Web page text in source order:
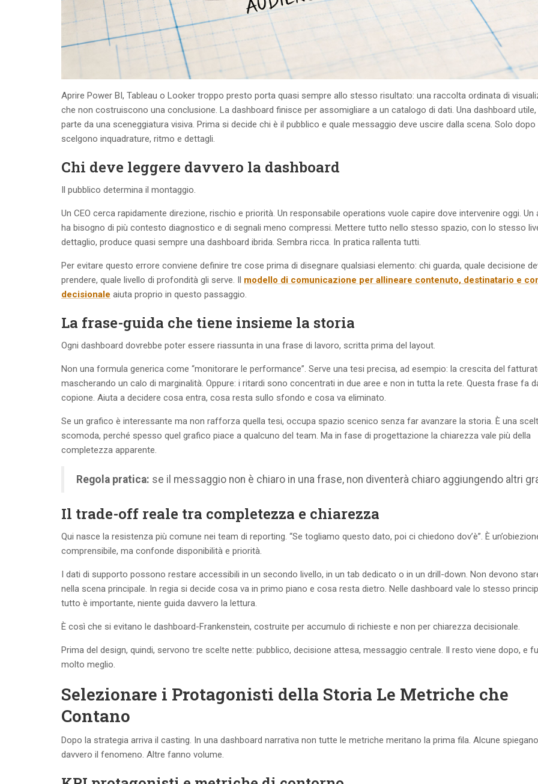
Aprire Power BI, Tableau o Looker troppo presto porta quasi sempre allo stesso risultato: una raccolta ordinata di
che non costruiscono una conclusione. La dashboard finisce per assomigliare a un catalogo di dati. Una dashboard utile,
parte da una sceneggiatura visiva. Prima si decide chi è il pubblico e quale messaggio deve uscire dalla scena. Solo dopo
scelgono inquadrature, ritmo e dettagli.
Chi deve leggere davvero la dashboard
Il pubblico determina il montaggio.
Un CEO cerca rapidamente direzione, rischio e priorità. Un responsabile operations vuole capire dove intervenire oggi. Un
ha bisogno di più contesto diagnostico e di segnali meno compressi. Mettere tutto nello stesso spazio, con lo stesso
dettaglio, produce quasi sempre una dashboard ibrida. Sembra ricca. In pratica rallenta tutti.
Per evitare questo errore conviene definire tre cose prima di disegnare qualsiasi elemento: chi guarda, quale decisione
prendere, quale livello di profondità gli serve. Il modello di comunicazione per allineare contenuto, destinatario e
decisionale aiuta proprio in questo passaggio.
La frase-guida che tiene insieme la storia
Ogni dashboard dovrebbe poter essere riassunta in una frase di lavoro, scritta prima del layout.
Non una formula generica come “monitorare le performance”. Serve una tesi precisa, ad esempio: la crescita del
mascherando un calo di marginalità. Oppure: i ritardi sono concentrati in due aree e non in tutta la rete. Questa frase fa
copione. Aiuta a decidere cosa entra, cosa resta sullo sfondo e cosa va eliminato.
Se un grafico è interessante ma non rafforza quella tesi, occupa spazio scenico senza far avanzare la storia. È una
scomoda, perché spesso quel grafico piace a qualcuno del team. Ma in fase di progettazione la chiarezza vale più della
completezza apparente.
Regola pratica: se il messaggio non è chiaro in una frase, non diventerà chiaro aggiungendo altri
Il trade-off reale tra completezza e chiarezza
Qui nasce la resistenza più comune nei team di reporting. “Se togliamo questo dato, poi ci chiedono dov’è”. È
comprensibile, ma confonde disponibilità e priorità.
I dati di supporto possono restare accessibili in un secondo livello, in un tab dedicato o in un drill-down. Non devono
nella scena principale. In regia si decide cosa va in primo piano e cosa resta dietro. Nelle dashboard vale lo stesso
tutto è importante, niente guida davvero la lettura.
È così che si evitano le dashboard-Frankenstein, costruite per accumulo di richieste e non per chiarezza decisionale.
Prima del design, quindi, servono tre scelte nette: pubblico, decisione attesa, messaggio centrale. Il resto viene dopo, e
molto meglio.
Selezionare i Protagonisti della Storia Le Metriche che
Contano
Dopo la strategia arriva il casting. In una dashboard narrativa non tutte le metriche meritano la prima fila. Alcune spiegano
davvero il fenomeno. Altre fanno volume.